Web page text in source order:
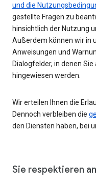
und die
gestellte Fragen zu
hinsichtlich der Nutzung
Außerdem können wir in
Anweisungen und
Dialogfelder, in denen
hingewiesen werden.
Wir erteilen Ihnen die
Dennoch verbleiben die
den Diensten haben, bei
Sie respektieren